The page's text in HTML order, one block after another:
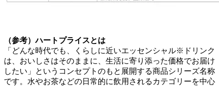
（参考）ハートプライスとは
「どんな時代でも、くらしに近いエッセンシャル※ドリンク
は、おいしさはそのままに、生活に寄り添った価格でお届け
したい」というコンセプトのもと展開する商品シリーズ名称
です。水やお茶などの日常的に飲用されるカテゴリーを中心